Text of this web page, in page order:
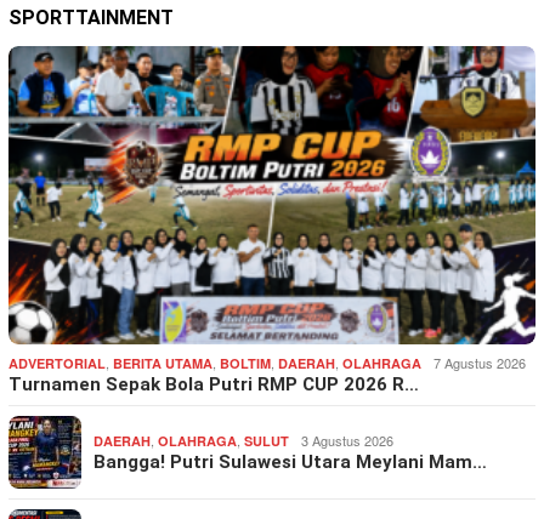
SPORTTAINMENT
ADVERTORIAL BERITA UTAMA BOLTIM DAERAH OLAHRAGA 7 Agustus 2026
Turnamen Sepak Bola Putri RMP CUP 2026 R…
DAERAH OLAHRAGA SULUT 3 Agustus 2026
Bangga! Putri Sulawesi Utara Meylani Mam…